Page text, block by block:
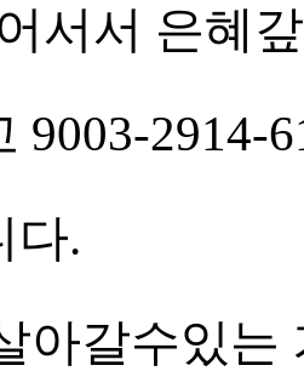
서서 은혜
9003-2914-
다.
아갈수있는